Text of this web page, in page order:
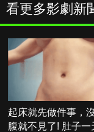
看更多影劇新
起床就先做件事，
腹就不見了! 肚子一